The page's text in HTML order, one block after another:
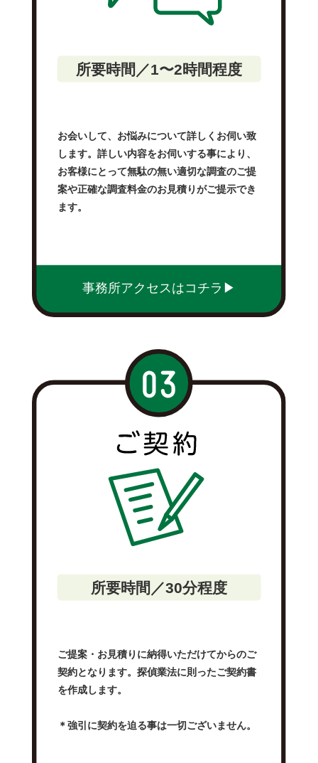
所要時間／1〜2時間程度
お会いして、お悩みについて詳しくお伺い致
します。詳しい内容をお伺いする事により、
お客様にとって無駄の無い適切な調査のご提
案や正確な調査料金のお見積りがご提示でき
ます。
事務所アクセスはコチラ▶︎
所要時間／30分程度
ご提案・お見積りに納得いただけてからのご
契約となります。探偵業法に則ったご契約書
を作成します。
＊強引に契約を迫る事は一切ございません。